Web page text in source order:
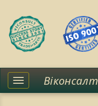
Toggle
left
Віконсалт